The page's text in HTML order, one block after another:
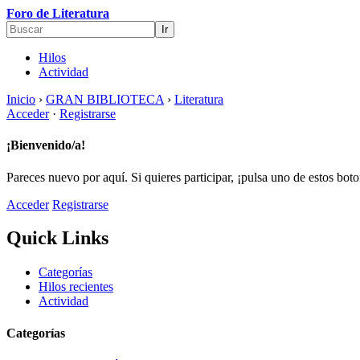
Foro de Literatura
Hilos
Actividad
Inicio › GRAN BIBLIOTECA › Literatura
Acceder · Registrarse
¡Bienvenido/a!
Pareces nuevo por aquí. Si quieres participar, ¡pulsa uno de estos
Acceder Registrarse
Quick Links
Categorías
Hilos recientes
Actividad
Categorías